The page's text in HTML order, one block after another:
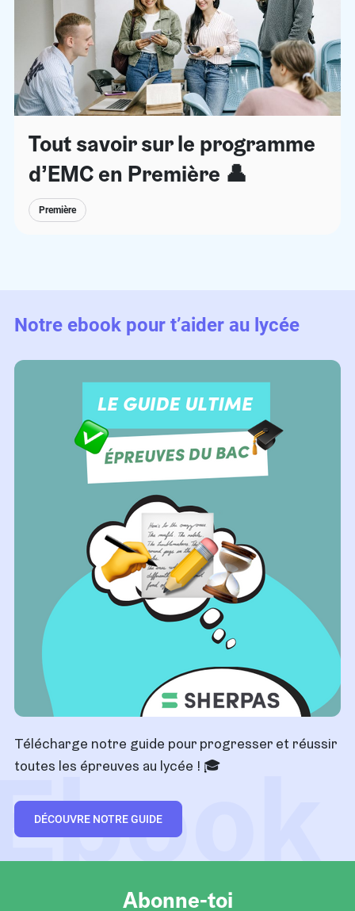
Tout savoir sur le programme
d’EMC en Première 👤
Première
Notre ebook pour t’aider au lycée
Télécharge notre guide pour progresser et réussir
toutes les épreuves au lycée ! 🎓
DÉCOUVRE NOTRE GUIDE
Abonne-toi